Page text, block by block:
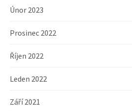
Únor 2023
Prosinec 2022
Říjen 2022
Leden 2022
Září 2021